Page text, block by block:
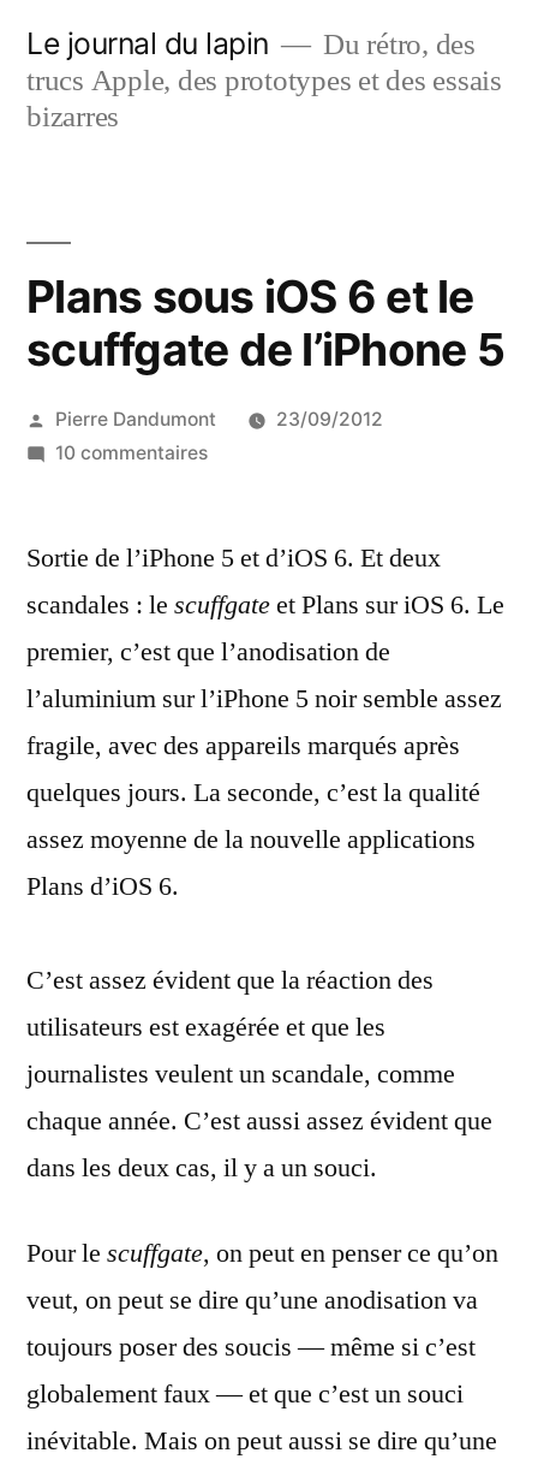
contenu
Le journal du lapin
Du rétro, des
trucs Apple, des prototypes et des essais
bizarres
Plans sous iOS 6 et le
scuffgate de l’iPhone 5
Publié
par
Pierre Dandumont
23/09/2012
10 commentairessur
iOS
et
le
scuffgate
l’iPhone
5
Sortie de l’iPhone 5 et d’iOS 6. Et deux
scandales : le scuffgateet Plans sur iOS 6. Le
premier, c’est que l’anodisation de
l’aluminium sur l’iPhone 5 noir semble assez
fragile, avec des appareils marqués après
quelques jours. La seconde, c’est la qualité
assez moyenne de la nouvelle applications
Plans d’iOS 6.
C’est assez évident que la réaction des
utilisateurs est exagérée et que les
journalistes veulent un scandale, comme
chaque année. C’est aussi assez évident que
dans les deux cas, il y a un souci.
Pour le scuffgate, on peut en penser ce qu’on
veut, on peut se dire qu’une anodisation va
toujours poser des soucis — même si c’est
globalement faux — et que c’est un souci
inévitable. Mais on peut aussi se dire qu’une